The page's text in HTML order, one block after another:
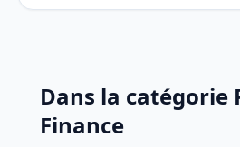
Dans la catégorie
Finance